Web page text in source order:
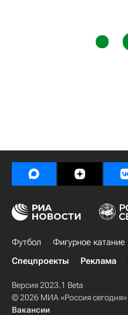
Футбол Фигурное катание
Спецпроекты
Реклама
Версия 2023.1 Beta
© 2026 МИА «Россия сегодня»
Вакансии